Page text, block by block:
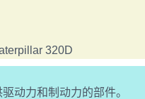
320D
力和制动力的部件。